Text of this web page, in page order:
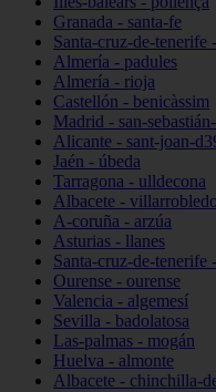
Granada - santa-fe
Santa-cruz-de-tenerife
Almería - padules
Almería - rioja
Castellón - benicàssim
Madrid - san-
Alicante - sant-joan-
Jaén - úbeda
Tarragona - ulldecona
Albacete - villarrobledo
A-coruña - arzúa
Asturias - llanes
Santa-cruz-de-tenerife
Ourense - ourense
Valencia - algemesí
Sevilla - badolatosa
Las-palmas - mogán
Huelva - almonte
Albacete - chinchilla-